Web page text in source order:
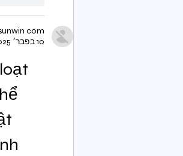
com
10 בפבר׳ 2025